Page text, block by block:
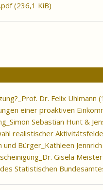
(236,1 KiB)
Dr. Felix Uhlmann
einer proaktiven
Sebastian Hunt &
realistischer
Bürger_Kathleen Jennrich
Gisela
Statistischen